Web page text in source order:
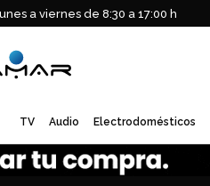
TV Audio Electrodomésticos
a viernes de 8:30 a 17:00 h